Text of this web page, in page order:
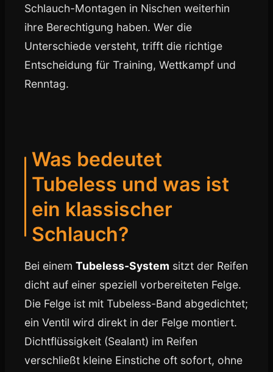
Schlauch-Montagen in Nischen weiterhin
ihre Berechtigung haben. Wer die
Unterschiede versteht, trifft die richtige
Entscheidung für Training, Wettkampf und
Renntag.
Was bedeutet
Tubeless und was ist
ein klassischer
Schlauch?
Bei einem Tubeless-System sitzt der Reifen
dicht auf einer speziell vorbereiteten Felge.
Die Felge ist mit Tubeless-Band abgedichtet;
ein Ventil wird direkt in der Felge montiert.
Dichtflüssigkeit (Sealant) im Reifen
verschließt kleine Einstiche oft sofort, ohne